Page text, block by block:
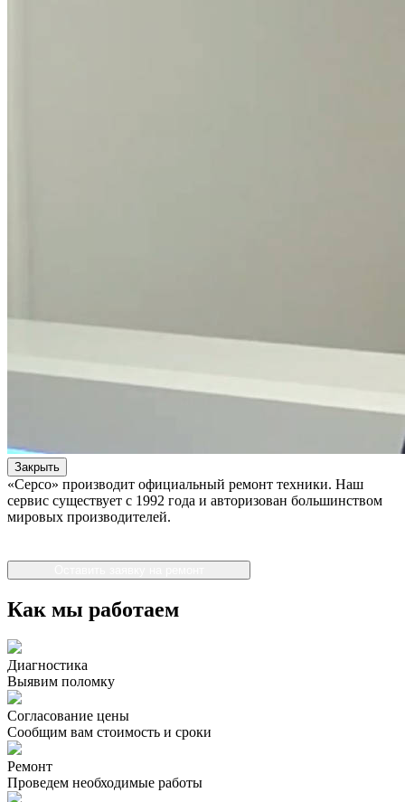
Закрыть
«Серсо» производит официальный ремонт техники. Наш
сервис существует с 1992 года и авторизован большинством
мировых производителей.
Как мы работаем
Диагностика
Выявим поломку
Согласование цены
Сообщим вам стоимость и сроки
Ремонт
Проведем необходимые работы